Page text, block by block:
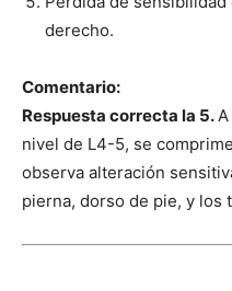
derecho.
Comentario:
Respuesta correcta la 5.
nivel de L4-5, se
observa alteración
pierna, dorso de pie, y los